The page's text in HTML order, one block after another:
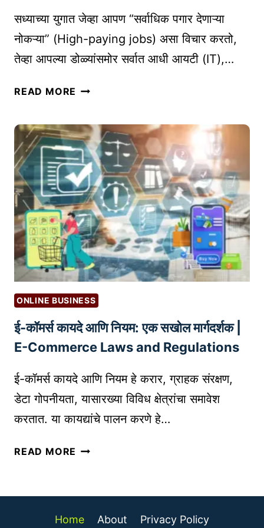
क
चे
श्ले
ष
क
न
क
से
य
श
स्वी
व्हा
ल
?
(
C
O
P
E
I
T
S
सध्याच्या युगात जेव्हा आपण “सर्वाधिक पगार देणाऱ्या
नोकऱ्या” (High-paying jobs) असा विचार करतो,
तेव्हा आपल्या डोळ्यांसमोर सर्वात आधी आयटी (IT),…
READ MORE N
-
I
T
वि
द्या
र्थ्यां
सा
ठी
H
I
G
H
-
P
Y
N
G
K
S
ONLINE BUSINESS
ई-कॉमर्स कायदे आणि नियम: एक सखोल मार्गदर्शक |
E-Commerce Laws and Regulations
ई-कॉमर्स कायदे आणि नियम हे करार, ग्राहक संरक्षण,
डेटा गोपनीयता, यासारख्या विविध क्षेत्रांचा समावेश
करतात. या कायद्यांचे पालन करणे हे…
READ MORE
म
Home About Privacy Policy